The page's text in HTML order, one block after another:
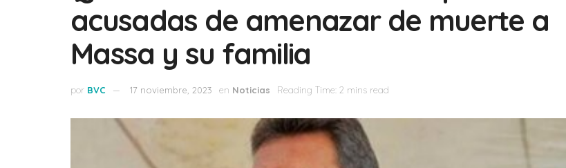
acusadas de amenazar de muerte a
Massa y su familia
por BVC 17 noviembre, 2023 en Noticias Reading Time: 2 mins read